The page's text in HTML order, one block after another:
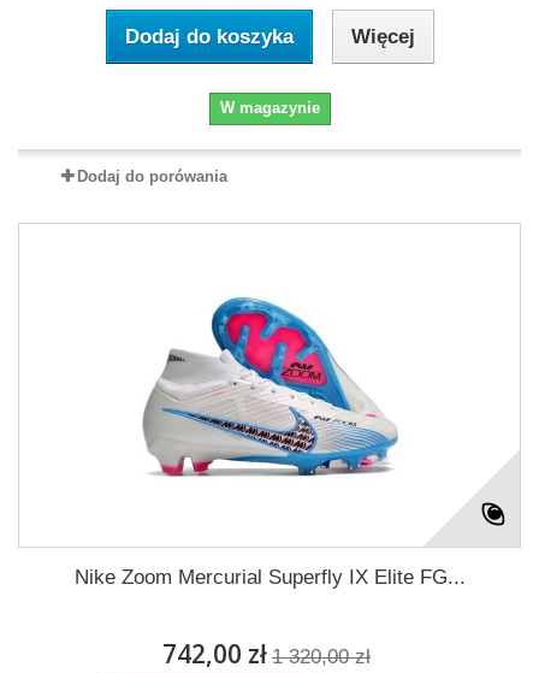
Dodaj do koszyka Więcej
W magazynie
Dodaj do porówania
Nike Zoom Mercurial Superfly IX Elite FG...
742,00 zł 1 320,00 zł